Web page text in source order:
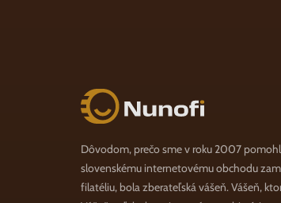
Nunofi.sk
Dôvodom, prečo sme v roku 2007
slovenskému internetovému obchodu
filatéliu, bola zberateľská vášeň. Vášeň,